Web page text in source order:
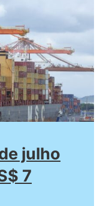
julho
7